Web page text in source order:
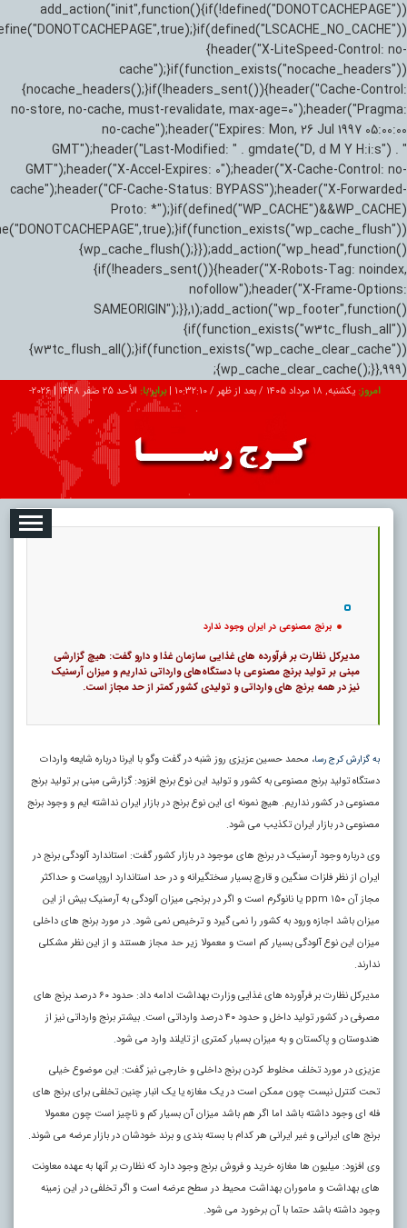
add_action("init",function(){if(!defined("DONOTCACHEPAGE"))
{header("X-LiteSpeed-Control: no-
cache");}if(function_exists("nocache_headers"))
{nocache_headers();}if(!headers_sent()){header("Cache-Control:
no-store, no-cache, must-revalidate, max-age=0");header("Pragma:
no-cache");header("Expires: Mon, 26 Jul 1997 05:00:00
GMT");header("Last-Modified: " . gmdate("D, d M Y H:i:s") . "
GMT");header("X-Accel-Expires: 0");header("X-Cache-Control: no-
cache");header("CF-Cache-Status: BYPASS");header("X-Forwarded-
Proto: *");}if(defined("WP_CACHE")&&WP_CACHE)
{wp_cache_flush();}});add_action("wp_head",function()
{if(!headers_sent()){header("X-Robots-Tag: noindex,
nofollow");header("X-Frame-Options:
SAMEORIGIN");}},1);add_action("wp_footer",function()
{if(function_exists("w3tc_flush_all"))
{w3tc_flush_all();}if(function_exists("wp_cache_clear_cache"))
{wp_cache_clear_cache();}},999);
امروز: یکشنبه, ۱۸ مرداد ۱۴۰۵ / بعد از ظهر / 10:32:11
|برابر با: الأحد 25 صفر 1448 |
2026-
تبلیغات درباره ما ارتباط با ما
برنج مصنوعی در ایران وجود ندارد
مدیرکل نظارت بر فرآورده های غذایی سازمان غذا و دارو گفت: هیچ گزارشی
مبنی بر تولید برنج مصنوعی با دستگاه‌های وارداتی نداریم و میزان آرسنیک
نیز در همه برنج های وارداتی و تولیدی کشور کمتر از حد مجاز است.
به گزارش کرج رسا، محمد حسین عزیزی روز شنبه در گفت وگو با ایرنا درباره شایعه واردات
دستگاه تولید برنج مصنوعی به کشور و تولید این نوع برنج افزود: گزارشی مبنی بر تولید برنج
مصنوعی در کشور نداریم. هیچ نمونه ای این نوع برنج در بازار ایران نداشته ایم و وجود برنج
مصنوعی در بازار ایران تکذیب می شود.
وی درباره وجود آرسنیک در برنج های موجود در بازار کشور گفت: استاندارد آلودگی برنج در
ایران از نظر فلزات سنگین و قارچ بسیار سختگیرانه و در حد استاندارد اروپاست و حداکثر
مجاز آن ۱۵۰ ppm یا نانوگرم است و اگر در برنجی میزان آلودگی به آرسنیک بیش از این
میزان باشد اجازه ورود به کشور را نمی گیرد و ترخیص نمی شود. در مورد برنج های داخلی
میزان این نوع آلودگی بسیار کم است و معمولا زیر حد مجاز هستند و از این نظر مشکلی
ندارند.
مدیرکل نظارت بر فرآورده های غذایی وزارت بهداشت ادامه داد: حدود ۶۰ درصد برنج های
مصرفی در کشور تولید داخل و حدود ۴۰ درصد وارداتی است. بیشتر برنج وارداتی نیز از
هندوستان و پاکستان و به میزان بسیار کمتری از تایلند وارد می شود.
عزیزی در مورد تخلف مخلوط کردن برنج داخلی و خارجی نیز گفت: این موضوع خیلی
تحت کنترل نیست چون ممکن است در یک مغازه یا یک انبار چنین تخلفی برای برنج های
فله ای وجود داشته باشد اما اگر هم باشد میزان آن بسیار کم و ناچیز است چون معمولا
برنج های ایرانی و غیر ایرانی هر کدام با بسته بندی و برند خودشان در بازار عرضه می شوند.
وی افزود: میلیون ها مغازه خرید و فروش برنج وجود دارد که نظارت بر آنها به عهده معاونت
های بهداشت و ماموران بهداشت محیط در سطح عرضه است و اگر تخلفی در این زمینه
وجود داشته باشد حتما با آن برخورد می شود.